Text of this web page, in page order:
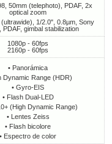
50mm (telephoto), PDAF, 2x
optical zoom
(ultrawide), 1/2.0", 0.8µm, Sony
PDAF, gimbal stabilization
1080p - 60fps
2160p - 60fps
• Panorámica
Dynamic Range (HDR)
• Gyro-EIS
• Flash Dual-LED
(High Dynamic Range)
• Lentes Zeiss
• Flash bicolore
• Espectro de color